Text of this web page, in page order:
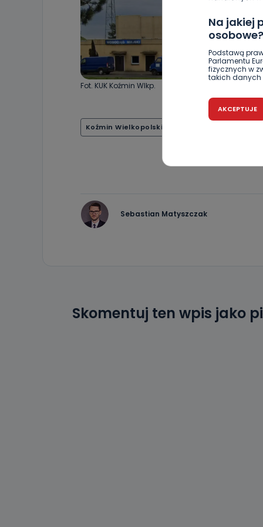
Na jakiej
osobowe?
Podstawą
Parlamentu
fizycznych w
takich danych
Czy jest
Podanie
Kiedy i
Do kiedy
źródeł
adres
AKCEPTUJE
Fot. KUK Koźmin Wlkp.
Koźmin Wielkopolski
Sebastian Matyszczak
Skomentuj ten wpis jako